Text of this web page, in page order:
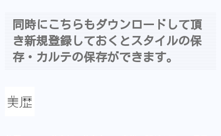
同時にこちらもダウンロードして頂
き新規登録しておくとスタイルの保
存・カルテの保存ができます。